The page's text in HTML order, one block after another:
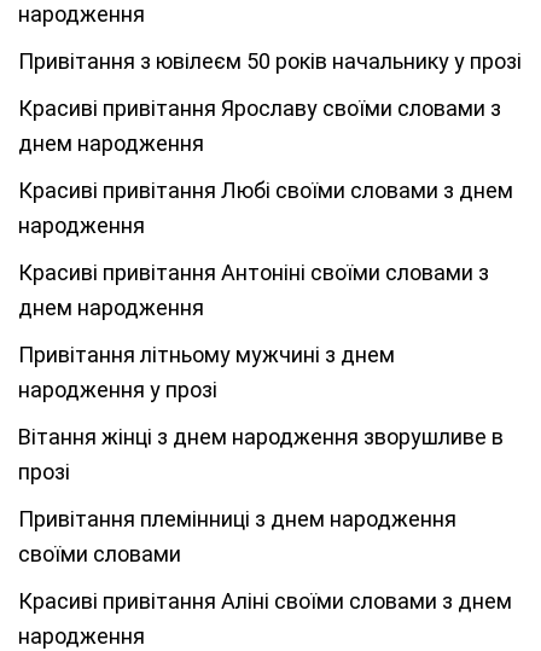
народження
Привітання з ювілеєм 50 років начальнику у прозі
Красиві привітання Ярославу своїми словами з
днем народження
Красиві привітання Любі своїми словами з днем
народження
Красиві привітання Антоніні своїми словами з
днем народження
Привітання літньому мужчині з днем
народження у прозі
Вітання жінці з днем народження зворушливе в
прозі
Привітання племінниці з днем народження
своїми словами
Красиві привітання Аліні своїми словами з днем
народження